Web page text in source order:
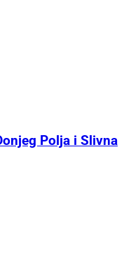
Polja i Slivna